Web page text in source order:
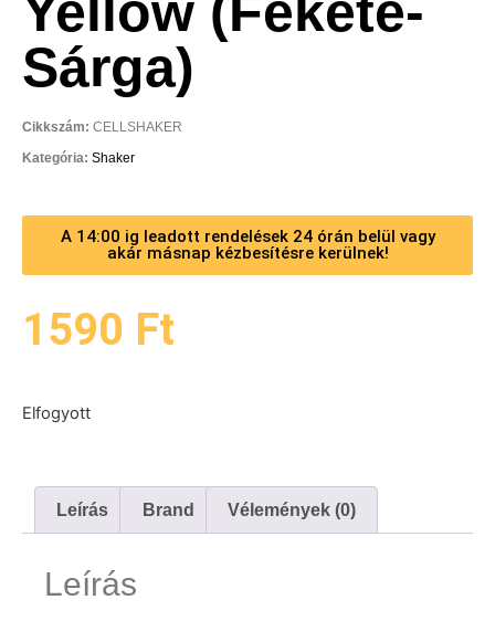
Sárga)
Cikkszám: CELLSHAKER
Kategória: Shaker
A 14:00 ig leadott rendelések 24 órán belül vagy
akár másnap kézbesítésre kerülnek!
1590 Ft
Elfogyott
Leírás Brand Vélemények (0)
Leírás